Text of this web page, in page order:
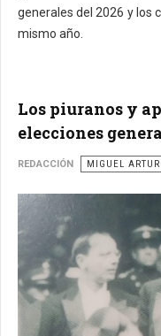
generales del 2026 y los
mismo año.
Los piuranos y
elecciones
REDACCIÓN MIGUEL